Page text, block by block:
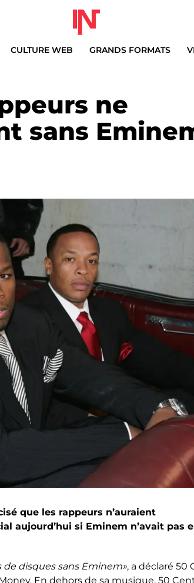
CULTURE WEB GRANDS FORMATS
ne
sans
que les rappeurs n’auraient
aujourd’hui si Eminem n’avait pas
de disques sans Eminem», a déclaré 50
En dehors de sa musique, 50